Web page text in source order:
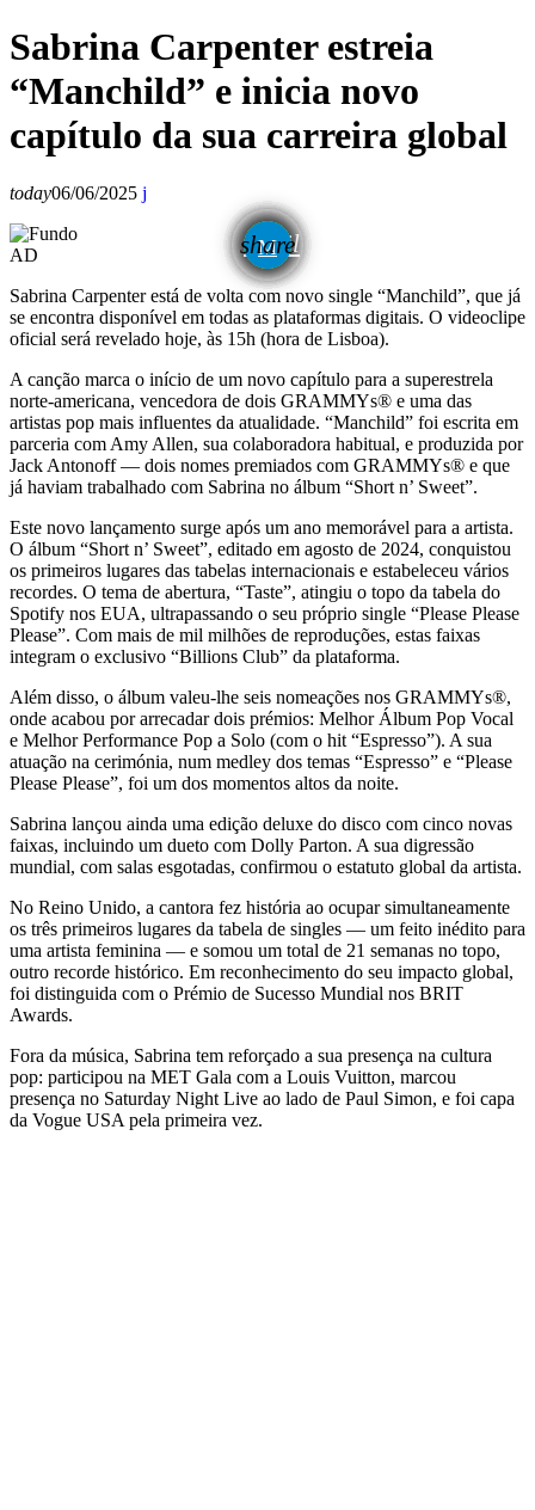
Sabrina Carpenter estreia
“Manchild” e inicia novo
capítulo da sua carreira global
today06/06/2025
share
email
AD
Sabrina Carpenter está de volta com novo single “Manchild”, que já
se encontra disponível em todas as plataformas digitais. O videoclipe
oficial será revelado hoje, às 15h (hora de Lisboa).
A canção marca o início de um novo capítulo para a superestrela
norte-americana, vencedora de dois GRAMMYs® e uma das
artistas pop mais influentes da atualidade. “Manchild” foi escrita em
parceria com Amy Allen, sua colaboradora habitual, e produzida por
Jack Antonoff — dois nomes premiados com GRAMMYs® e que
já haviam trabalhado com Sabrina no álbum “Short n’ Sweet”.
Este novo lançamento surge após um ano memorável para a artista.
O álbum “Short n’ Sweet”, editado em agosto de 2024, conquistou
os primeiros lugares das tabelas internacionais e estabeleceu vários
recordes. O tema de abertura, “Taste”, atingiu o topo da tabela do
Spotify nos EUA, ultrapassando o seu próprio single “Please Please
Please”. Com mais de mil milhões de reproduções, estas faixas
integram o exclusivo “Billions Club” da plataforma.
Além disso, o álbum valeu-lhe seis nomeações nos GRAMMYs®,
onde acabou por arrecadar dois prémios: Melhor Álbum Pop Vocal
e Melhor Performance Pop a Solo (com o hit “Espresso”). A sua
atuação na cerimónia, num medley dos temas “Espresso” e “Please
Please Please”, foi um dos momentos altos da noite.
Sabrina lançou ainda uma edição deluxe do disco com cinco novas
faixas, incluindo um dueto com Dolly Parton. A sua digressão
mundial, com salas esgotadas, confirmou o estatuto global da artista.
No Reino Unido, a cantora fez história ao ocupar simultaneamente
os três primeiros lugares da tabela de singles — um feito inédito para
uma artista feminina — e somou um total de 21 semanas no topo,
outro recorde histórico. Em reconhecimento do seu impacto global,
foi distinguida com o Prémio de Sucesso Mundial nos BRIT
Awards.
Fora da música, Sabrina tem reforçado a sua presença na cultura
pop: participou na MET Gala com a Louis Vuitton, marcou
presença no Saturday Night Live ao lado de Paul Simon, e foi capa
da Vogue USA pela primeira vez.